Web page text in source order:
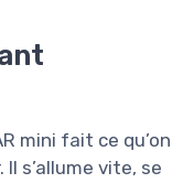
mini fait ce qu’on
s’allume vite, se